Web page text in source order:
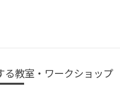
る教室・ワークショップ